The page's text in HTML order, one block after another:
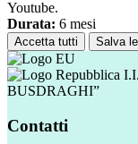
Youtube.
Durata: 6 mesi
Accetta tutti Salva
BUSDRAGHI”
Contatti